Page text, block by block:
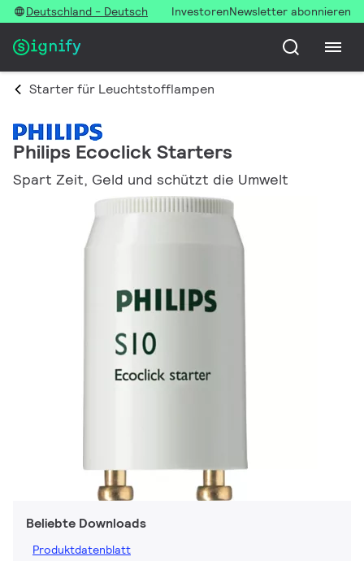
Deutschland - Deutsch InvestorenNewsletter abonnieren
Starter für Leuchtstofflampen
Philips Ecoclick Starters
Spart Zeit, Geld und schützt die Umwelt
Beliebte Downloads
Produktdatenblatt